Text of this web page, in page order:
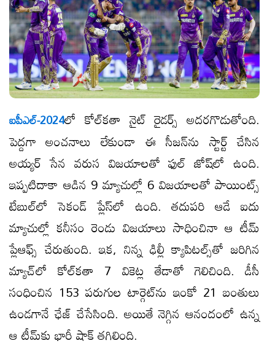
ఐపీఎల్-2024లో కోల్​కతా నైట్ రైడర్స్ అదరగొడుతోంది.
పెద్దగా అంచనాలు లేకుండా ఈ సీజన్​ను స్టార్ట్ చేసిన
అయ్యర్ సేన వరుస విజయాలతో ఫుల్ జోష్​లో ఉంది.
ఇప్పటిదాకా ఆడిన 9 మ్యాచుల్లో 6 విజయాలతో పాయింట్స్
టేబుల్​లో సెకండ్ ప్లేస్​లో ఉంది. తదుపరి ఆడే ఐదు
మ్యాచుల్లో కనీసం రెండు విజయాలు సాధించినా ఆ టీమ్
ప్లేఆఫ్స్​ చేరుతుంది. ఇక, నిన్న ఢిల్లీ క్యాపిటల్స్​తో జరిగిన
మ్యాచ్​లో కోల్​కతా 7 వికెట్ల తేడాతో గెలిచింది. డీసీ
సంధించిన 153 పరుగుల టార్గెట్​ను ఇంకో 21 బంతులు
ఉండగానే ఛేజ్ చేసేసింది. అయితే నెగ్గిన ఆనందంలో ఉన్న
ఆ టీమ్​కు భారీ షాక్ తగిలింది.